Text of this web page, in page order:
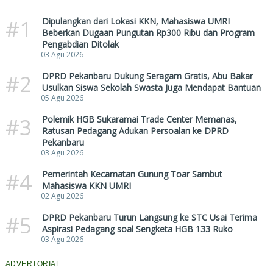
#1
Dipulangkan dari Lokasi KKN, Mahasiswa UMRI
Beberkan Dugaan Pungutan Rp300 Ribu dan Program
Pengabdian Ditolak
03 Agu 2026
#2
DPRD Pekanbaru Dukung Seragam Gratis, Abu Bakar
Usulkan Siswa Sekolah Swasta Juga Mendapat Bantuan
05 Agu 2026
#3
Polemik HGB Sukaramai Trade Center Memanas,
Ratusan Pedagang Adukan Persoalan ke DPRD
Pekanbaru
03 Agu 2026
#4
Pemerintah Kecamatan Gunung Toar Sambut
Mahasiswa KKN UMRI
02 Agu 2026
#5
DPRD Pekanbaru Turun Langsung ke STC Usai Terima
Aspirasi Pedagang soal Sengketa HGB 133 Ruko
03 Agu 2026
ADVERTORIAL